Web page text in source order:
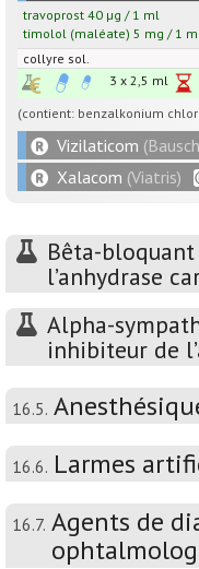
travoprost 40 µg / 1 ml
timolol (maléate) 5 mg / 1
collyre sol.
3 x 2,5 ml
(contient: benzalkonium
Vizilaticom
Xalacom (Viatris)
Bêta-
l’anhydrase
Alpha-
inhibiteur de
16.5.
16.6. Larmes
16.7. Agents de